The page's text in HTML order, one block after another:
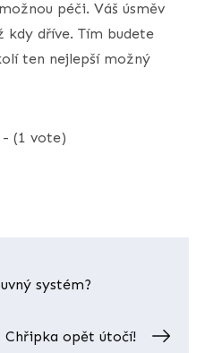
péči. Váš úsměv
kdy dříve. Tím budete
ten nejlepší možný
- (1 vote)
systém?
Chřipka opět útočí!